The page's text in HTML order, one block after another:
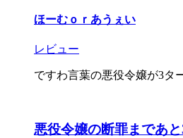
ほーむｏｒあうぇい
レビュー
ですわ言葉の悪役令嬢が3タ
悪役令嬢の断罪まであ